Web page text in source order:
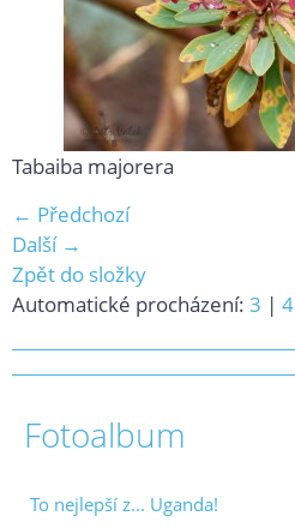
Tabaiba majorera
← Předchozí
Další →
Zpět do složky
Automatické procházení: 3 | 4
Fotoalbum
To nejlepší z... Uganda!